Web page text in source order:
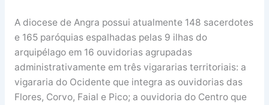
A diocese de Angra possui atualmente 148 sacerdotes
e 165 paróquias espalhadas pelas 9 ilhas do
arquipélago em 16 ouvidorias agrupadas
administrativamente em três vigararias territoriais: a
vigararia do Ocidente que integra as ouvidorias das
Flores, Corvo, Faial e Pico; a ouvidoria do Centro que